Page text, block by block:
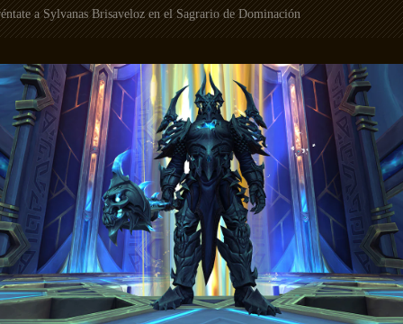
a Sylvanas Brisaveloz en el Sagrario de Dominación